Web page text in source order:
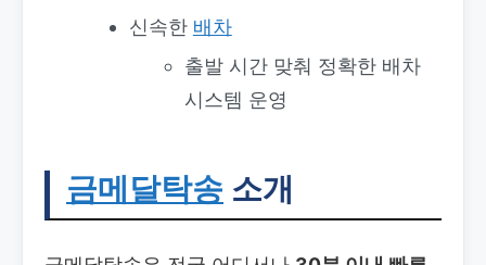
신속한 배차
출발 시간 맞춰 정확한 배차
시스템 운영
금메달탁송 소개